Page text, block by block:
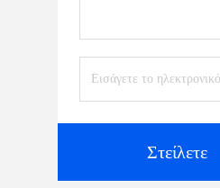
Στείλετε